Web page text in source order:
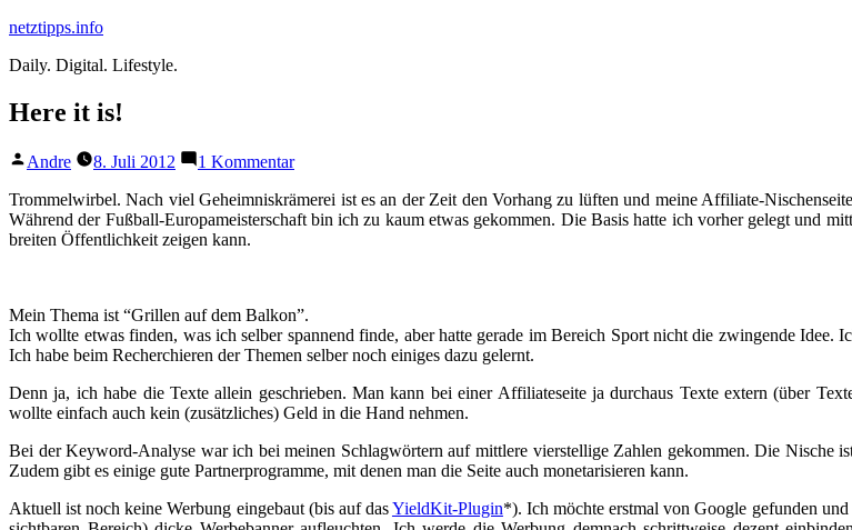
Zum
springen
netztipps.info
Daily. Digital. Lifestyle.
Here it is!
Veröffentlicht
Andre 8. Juli 2012 1 Kommentarzu
it
is!
Trommelwirbel. Nach viel Geheimniskrämerei ist es an der Zeit den Vorhang zu lüften und meine Affiliate-
Während der Fußball-Europameisterschaft bin ich zu kaum etwas gekommen. Die Basis hatte ich vorher gelegt und
breiten Öffentlichkeit zeigen kann.
Mein Thema ist “Grillen auf dem Balkon”.
Ich wollte etwas finden, was ich selber spannend finde, aber hatte gerade im Bereich Sport nicht die zwingende
Ich habe beim Recherchieren der Themen selber noch einiges dazu gelernt.
Denn ja, ich habe die Texte allein geschrieben. Man kann bei einer Affiliateseite ja durchaus Texte extern (über
wollte einfach auch kein (zusätzliches) Geld in die Hand nehmen.
Bei der Keyword-Analyse war ich bei meinen Schlagwörtern auf mittlere vierstellige Zahlen gekommen. Die Nische
Zudem gibt es einige gute Partnerprogramme, mit denen man die Seite auch monetarisieren kann.
Aktuell ist noch keine Werbung eingebaut (bis auf dasYieldKit-Plugin*). Ich möchte erstmal von Google gefunden